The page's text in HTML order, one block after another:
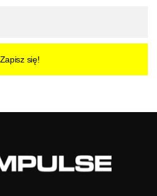
Zapisz się!